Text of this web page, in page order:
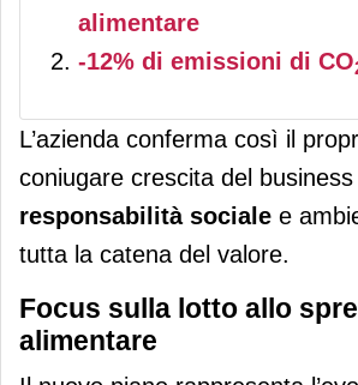
alimentare
-12% di emissioni di CO
L’azienda conferma così il
coniugare crescita del
responsabilità sociale e
tutta la catena del valore.
Focus sulla lotto allo
alimentare